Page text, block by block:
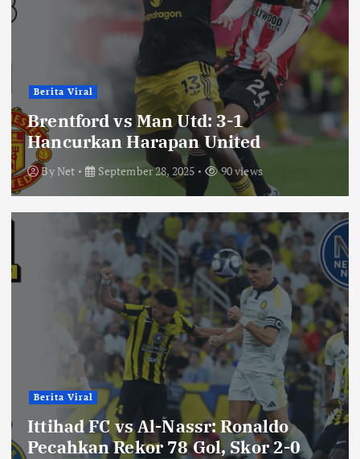
Berita Viral
Brentford vs Man Utd: 3-1
Hancurkan Harapan United
ByNet September 28, 2025 90 views
Berita Viral
Ittihad FC vs Al-Nassr: Ronaldo
Pecahkan Rekor 78 Gol, Skor 2-0